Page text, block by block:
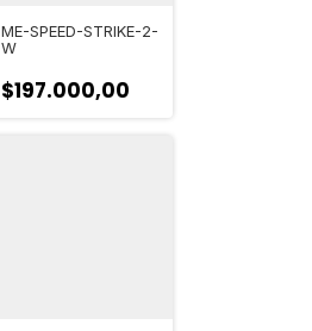
ME-SPEED-STRIKE-2-
W
$197.000,00